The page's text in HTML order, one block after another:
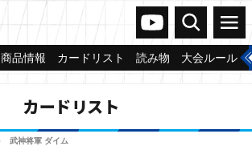
ヴァンガードch
検索 メニュー
商品情報 カードリスト 読み物 大会ルール
カードリスト
武神将軍 ダイム